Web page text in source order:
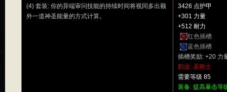
(4) 套装: 你的异端审问技能的持续时间将视同多出额
外一道神圣能量的方式计算。
3426 点护甲
+301 力量
+512 耐力
红色插槽
蓝色插槽
插槽奖励: +20 力
职业: 圣骑士
需要等级 85
装备: 提高暴击等